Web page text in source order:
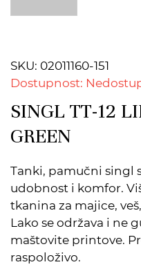
SKU: 02011160-151
Dostupnost:
SINGL TT-12
GREEN
Tanki, pamučni singl
udobnost i komfor.
tkanina za majice,
Lako se održava i ne
maštovite printove.
raspoloživo.